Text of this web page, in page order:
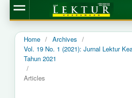
Home / Archives
/
Vol. 19 No. 1 (2021): Jurnal Lektur
Tahun 2021
/
Articles